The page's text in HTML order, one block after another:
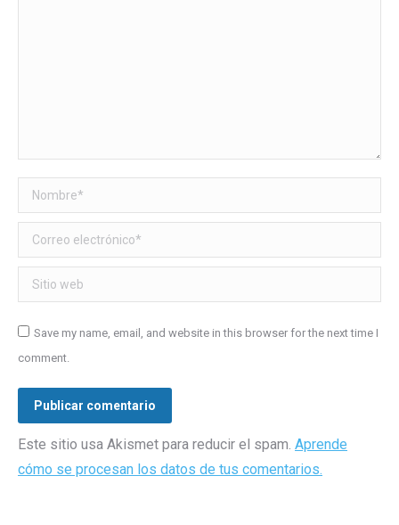
Nombre *
Correo electrónico *
Sitio web
Save my name, email, and website in this browser for the next time I
comment.
Publicar comentario
Este sitio usa Akismet para reducir el spam. Aprende
cómo se procesan los datos de tus comentarios.